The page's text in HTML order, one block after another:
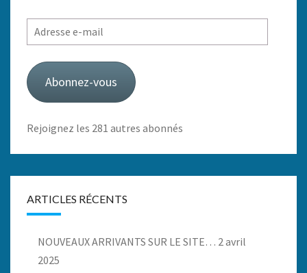
Adresse
e-
mail
Abonnez-vous
Rejoignez les 281 autres abonnés
ARTICLES RÉCENTS
NOUVEAUX ARRIVANTS SUR LE SITE… 2 avril
2025